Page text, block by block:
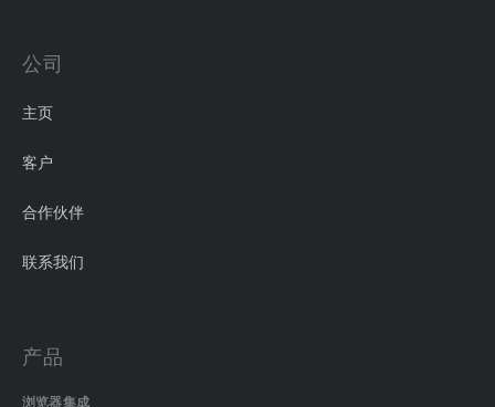
公司
主页
客户
合作伙伴
联系我们
产品
浏览器集成